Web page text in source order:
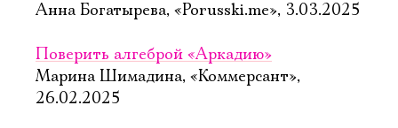
Анна Богатырева, «Porusski.me», 3.03.2025
Поверить алгеброй «Аркадию»
Марина Шимадина, «Коммерсант»,
26.02.2025